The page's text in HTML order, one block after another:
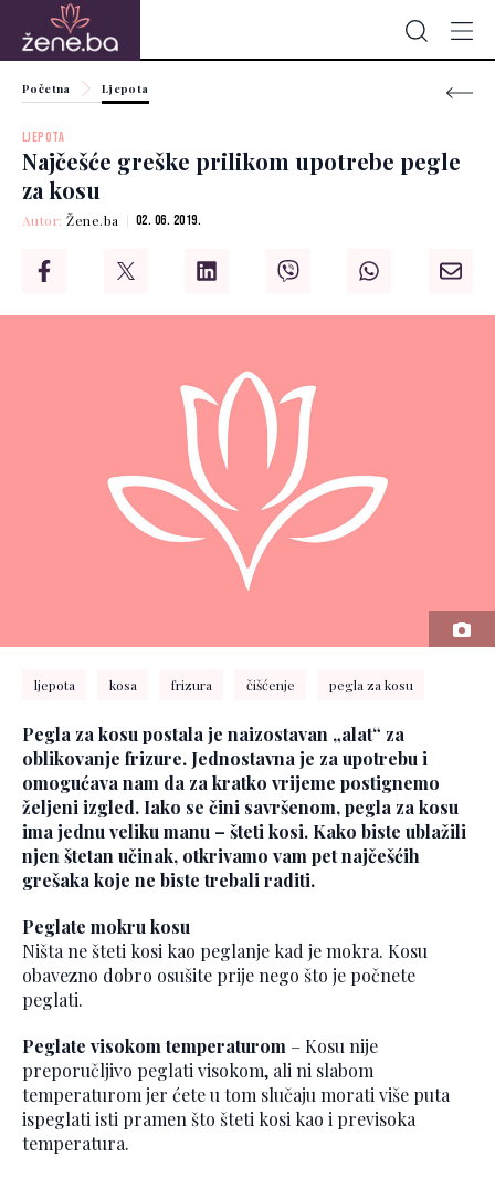
Početna Ljepota
LJEPOTA
Najčešće greške prilikom upotrebe pegle
za kosu
Autor:Žene.ba 02. 06. 2019.
ljepota kosa frizura čišćenje pegla za kosu
Pegla za kosu postala je naizostavan „alat“ za
oblikovanje frizure. Jednostavna je za upotrebu i
omogućava nam da za kratko vrijeme postignemo
željeni izgled. Iako se čini savršenom, pegla za kosu
ima jednu veliku manu – šteti kosi. Kako biste ublažili
njen štetan učinak, otkrivamo vam pet najčešćih
grešaka koje ne biste trebali raditi.
Peglate mokru kosu
Ništa ne šteti kosi kao peglanje kad je mokra. Kosu
obavezno dobro osušite prije nego što je počnete
peglati.
Peglate visokom temperaturom – Kosu nije
preporučljivo peglati visokom, ali ni slabom
temperaturom jer ćete u tom slučaju morati više puta
ispeglati isti pramen što šteti kosi kao i previsoka
temperatura.